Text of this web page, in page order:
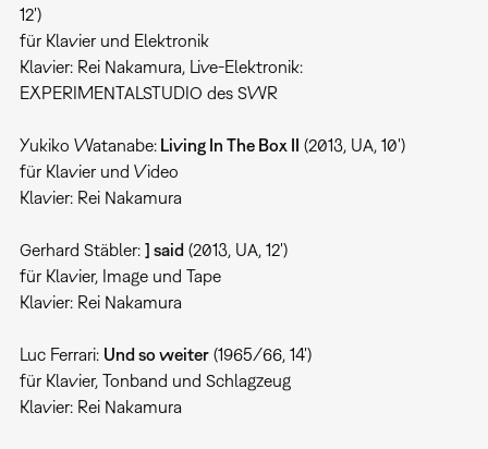
12')
für Klavier und Elektronik
Klavier: Rei Nakamura, Live-Elektronik:
EXPERIMENTALSTUDIO des SWR
Yukiko Watanabe:Living In The Box II
(2013, UA, 10')
für Klavier und Video
Klavier: Rei Nakamura
Gerhard Stäbler: ] said (2013, UA, 12')
für Klavier, Image und Tape
Klavier: Rei Nakamura
Luc Ferrari: Und so weiter(1965/66, 14')
für Klavier, Tonband und Schlagzeug
Klavier: Rei Nakamura